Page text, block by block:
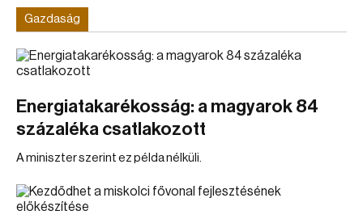
Gazdaság
Energiatakarékosság: a magyarok 84
százaléka csatlakozott
A miniszter szerint ez példa nélküli.